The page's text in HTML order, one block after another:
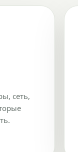
сеть,